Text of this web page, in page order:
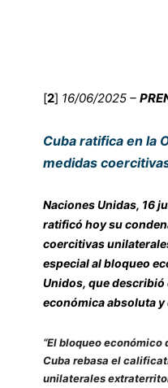
[2] 16/06/2025 –
Cuba ratifica en la
medidas
Naciones Unidas, 16
ratificó hoy su
coercitivas
especial al bloqueo
Unidos, que describió
económica absoluta y
“El bloqueo económico
Cuba rebasa el
unilaterales